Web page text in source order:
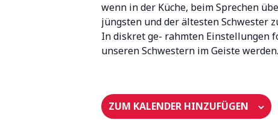
wenn in der Küche, beim Sprechen
jüngsten und der ältesten Schwester
In diskret ge- rahmten Einstellungen
unseren Schwestern im Geiste
ZUM KALENDER HINZUFÜGEN